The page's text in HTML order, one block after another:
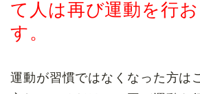
て人は再び運動を行
す。
運動が習慣ではなくなった方は